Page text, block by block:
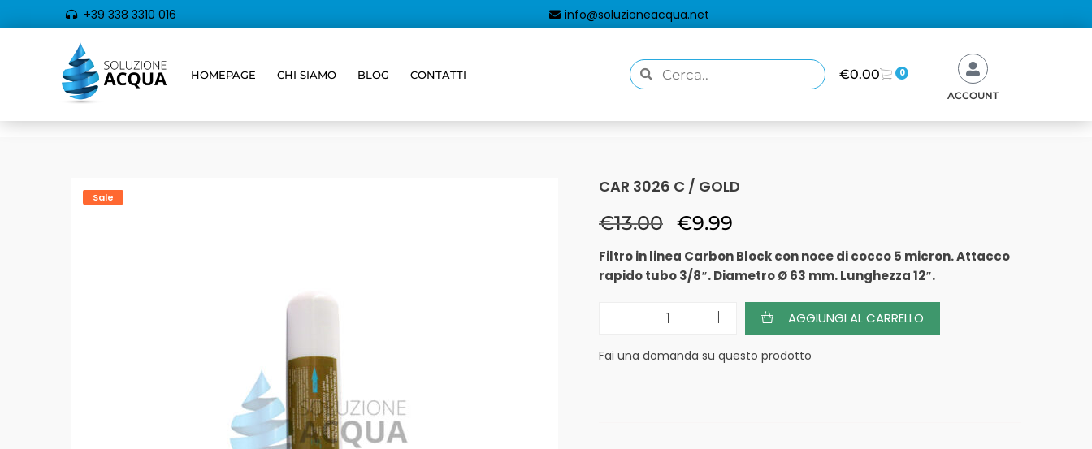
+39 338 3310 016 info@soluzioneacqua.net
HOMEPAGE CHI SIAMO BLOG CONTATTI €0.00
0
ACCOUNT
Sale
CAR 3026 C / GOLD
€13.00 €9.99
Filtro in linea Carbon Block con noce di cocco 5 micron. Attacco
rapido tubo 3/8″. Diametro Ø 63 mm. Lunghezza 12″.
AGGIUNGI AL CARRELLO
Fai una domanda su questo prodotto